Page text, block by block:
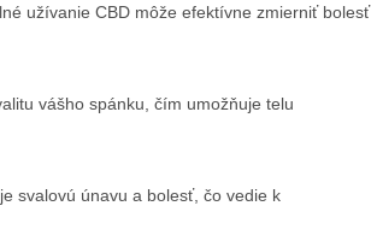
užívanie CBD môže efektívne zmierniť bolesť
vášho spánku, čím umožňuje telu
svalovú únavu a bolesť, čo vedie k